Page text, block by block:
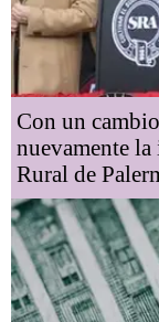
Con un
nuevamente
Rural de